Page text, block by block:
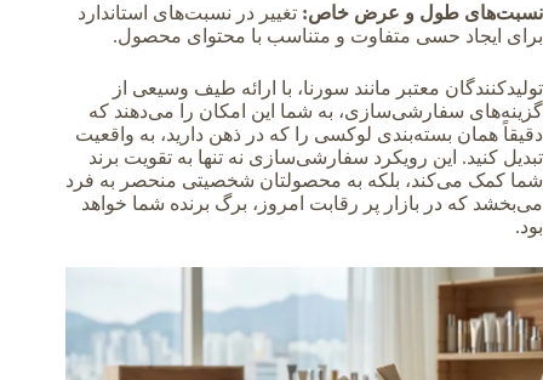
نسبت‌های طول و عرض خاص: تغییر در نسبت‌های استاندارد
برای ایجاد حسی متفاوت و متناسب با محتوای محصول.
تولیدکنندگان معتبر مانند سورنا، با ارائه طیف وسیعی از
گزینه‌های سفارشی‌سازی، به شما این امکان را می‌دهند که
دقیقاً همان بسته‌بندی لوکسی را که در ذهن دارید، به واقعیت
تبدیل کنید. این رویکرد سفارشی‌سازی نه تنها به تقویت برند
شما کمک می‌کند، بلکه به محصولتان شخصیتی منحصر به فرد
می‌بخشد که در بازار پر رقابت امروز، برگ برنده شما خواهد
بود.